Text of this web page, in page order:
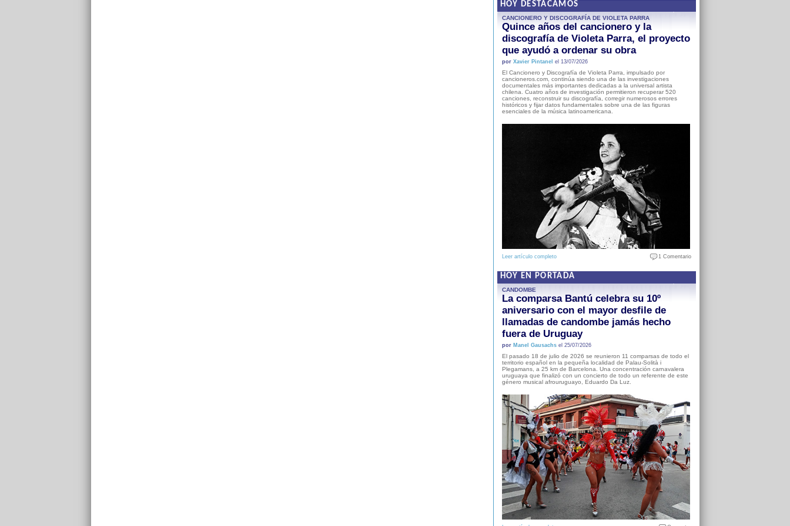
HOY DESTACAMOS
CANCIONERO Y DISCOGRAFÍA DE VIOLETA PARRA
Quince años del cancionero y la
discografía de Violeta Parra, el proyecto
que ayudó a ordenar su obra
por Xavier Pintanel el 13/07/2026
El Cancionero y Discografía de Violeta Parra, impulsado por
cancioneros.com, continúa siendo una de las investigaciones
documentales más importantes dedicadas a la universal artista
chilena. Cuatro años de investigación permitieron recuperar 520
canciones, reconstruir su discografía, corregir numerosos errores
históricos y fijar datos fundamentales sobre una de las figuras
esenciales de la música latinoamericana.
Leer artículo completo 1 Comentario
HOY EN PORTADA
CANDOMBE
La comparsa Bantú celebra su 10º
aniversario con el mayor desfile de
llamadas de candombe jamás hecho
fuera de Uruguay
por Manel Gausachsel 25/07/2026
El pasado 18 de julio de 2026 se reunieron 11 comparsas de todo el
territorio español en la pequeña localidad de Palau-Solità i
Plegamans, a 25 km de Barcelona. Una concentración carnavalera
uruguaya que finalizó con un concierto de todo un referente de este
género musical afrouruguayo, Eduardo Da Luz.